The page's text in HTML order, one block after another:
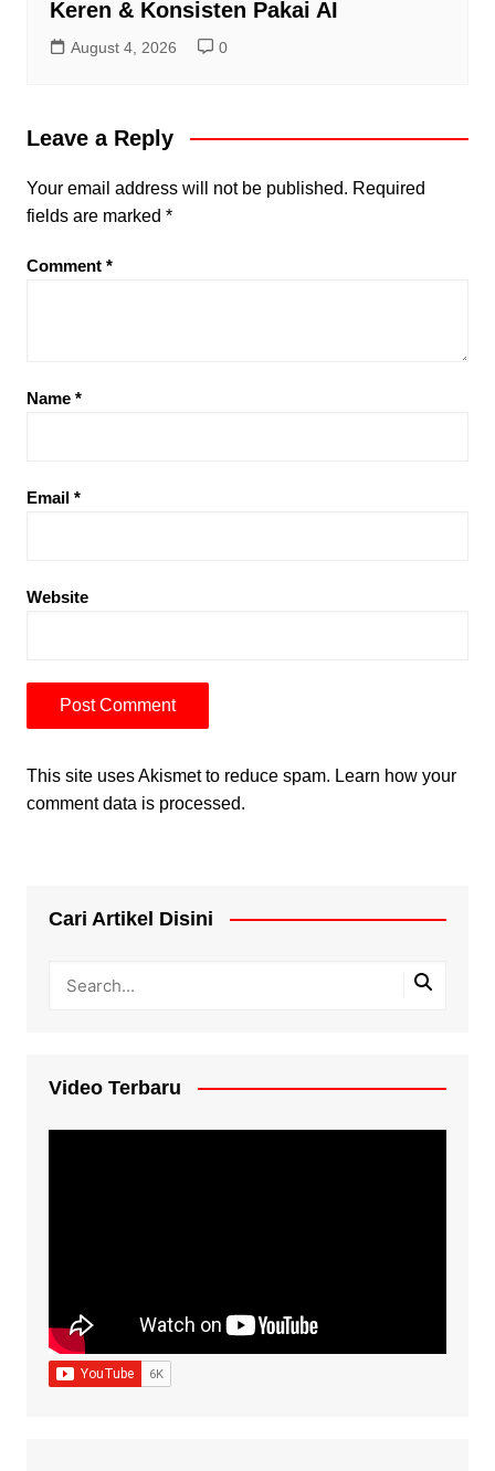
Keren & Konsisten Pakai AI
August 4, 2026 0
Leave a Reply
Your email address will not be published. Required
fields are marked *
Comment *
Name *
Email *
Website
This site uses Akismet to reduce spam. Learn how your
comment data is processed.
Cari Artikel Disini
Video Terbaru